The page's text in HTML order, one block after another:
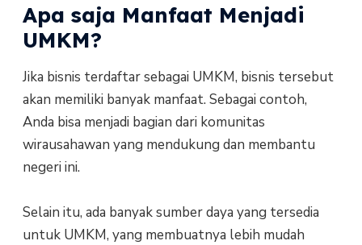
Apa saja Manfaat Menjadi
UMKM?
Jika bisnis terdaftar sebagai UMKM, bisnis tersebut
akan memiliki banyak manfaat. Sebagai contoh,
Anda bisa menjadi bagian dari komunitas
wirausahawan yang mendukung dan membantu
negeri ini.
Selain itu, ada banyak sumber daya yang tersedia
untuk UMKM, yang membuatnya lebih mudah